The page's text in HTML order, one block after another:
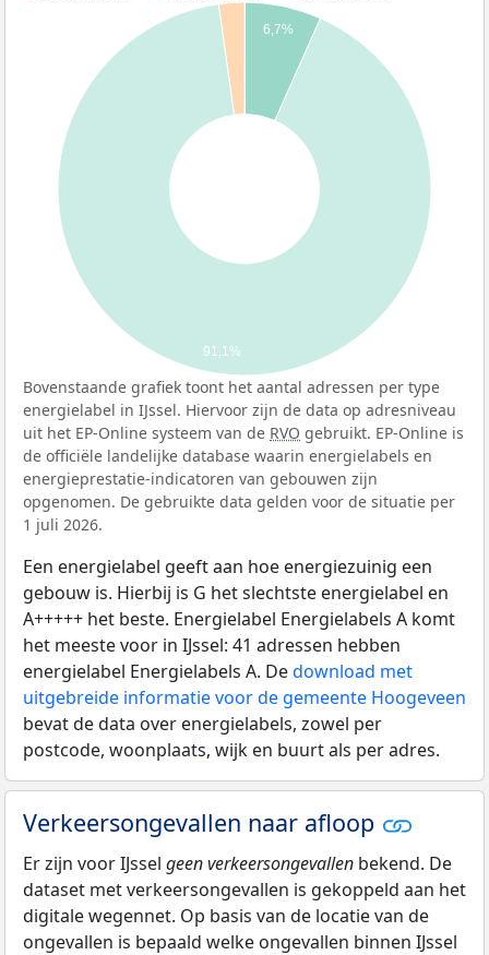
6,7%
91,1%
Bovenstaande grafiek toont het aantal adressen per type
energielabel in IJssel. Hiervoor zijn de data op adresniveau
uit het EP-Online systeem van de RVO gebruikt. EP-Online is
de officiële landelijke database waarin energielabels en
energieprestatie-indicatoren van gebouwen zijn
opgenomen. De gebruikte data gelden voor de situatie per
1 juli 2026.
Een energielabel geeft aan hoe energiezuinig een
gebouw is. Hierbij is G het slechtste energielabel en
A+++++ het beste. Energielabel Energielabels A komt
het meeste voor in IJssel: 41 adressen hebben
energielabel Energielabels A. Dedownload met
uitgebreide informatie voor de gemeente Hoogeveen
bevat de data over energielabels, zowel per
postcode, woonplaats, wijk en buurt als per adres.
Verkeersongevallen naar afloop
Er zijn voor IJssel geen verkeersongevallen bekend. De
dataset met verkeersongevallen is gekoppeld aan het
digitale wegennet. Op basis van de locatie van de
ongevallen is bepaald welke ongevallen binnen IJssel